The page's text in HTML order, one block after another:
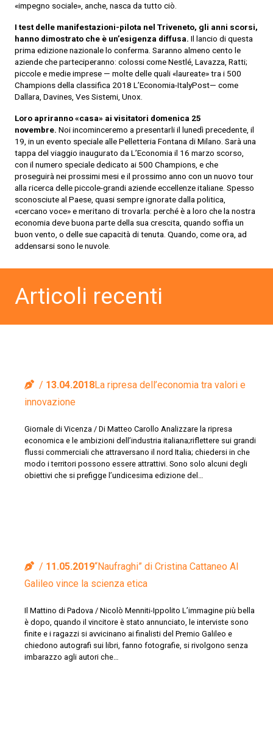
«impegno sociale», anche, nasca da tutto ciò.
I test delle manifestazioni-pilota nel Triveneto, gli anni scorsi,
hanno dimostrato che è un’esigenza diffusa. Il lancio di questa
prima edizione nazionale lo conferma. Saranno almeno cento le
aziende che parteciperanno: colossi come Nestlé, Lavazza, Ratti;
piccole e medie imprese — molte delle quali «laureate» tra i 500
Champions della classifica 2018 L’Economia-ItalyPost— come
Dallara, Davines, Ves Sistemi, Unox.
Loro apriranno «casa» ai visitatori domenica 25
novembre. Noi incominceremo a presentarli il lunedì precedente, il
19, in un evento speciale alle Pelletteria Fontana di Milano. Sarà una
tappa del viaggio inaugurato da L’Economia il 16 marzo scorso,
con il numero speciale dedicato ai 500 Champions, e che
proseguirà nei prossimi mesi e il prossimo anno con un nuovo tour
alla ricerca delle piccole-grandi aziende eccellenze italiane. Spesso
sconosciute al Paese, quasi sempre ignorate dalla politica,
«cercano voce» e meritano di trovarla: perché è a loro che la nostra
economia deve buona parte della sua crescita, quando soffia un
buon vento, o delle sue capacità di tenuta. Quando, come ora, ad
addensarsi sono le nuvole.
Articoli recenti
13.04.2018La ripresa dell’economia tra valori e
innovazione
Giornale di Vicenza / Di Matteo Carollo Analizzare la ripresa
economica e le ambizioni dell’industria italiana;riflettere sui grandi
flussi commerciali che attraversano il nord Italia; chiedersi in che
modo i territori possono essere attrattivi. Sono solo alcuni degli
obiettivi che si prefigge l’undicesima edizione del…
11.05.2019“Naufraghi” di Cristina Cattaneo Al
Galileo vince la scienza etica
Il Mattino di Padova / Nicolò Menniti-Ippolito L’immagine più bella
è dopo, quando il vincitore è stato annunciato, le interviste sono
finite e i ragazzi si avvicinano ai finalisti del Premio Galileo e
chiedono autografi sui libri, fanno fotografie, si rivolgono senza
imbarazzo agli autori che…